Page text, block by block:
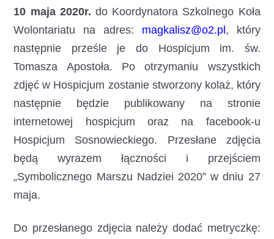
10 maja 2020r. do Koordynatora Szkolnego Koła
Wolontariatu na adres: magkalisz@o2.pl , który
następnie prześle je do Hospicjum im. św.
Tomasza Apostoła. Po otrzymaniu wszystkich
zdjęć w Hospicjum zostanie stworzony kolaż, który
następnie będzie publikowany na stronie
internetowej hospicjum oraz na facebook-u
Hospicjum Sosnowieckiego. Przesłane zdjęcia
będą wyrazem łączności i przejściem
„Symbolicznego Marszu Nadziei 2020” w dniu 27
maja.
Do przesłanego zdjęcia należy dodać metryczkę: